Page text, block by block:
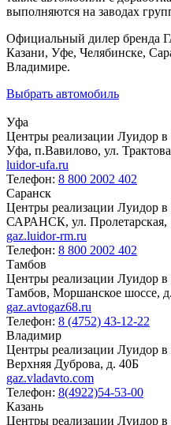
выполняются на заводах
Официальный дилер бренда
Казани, Уфе, Челябинске,
Владимире.
Выбрать автомобиль
Уфа
Центры реализации Луидор
Уфа, п.Вавилово, ул.
luidor-ufa.ru
Телефон: 8 800 2002 402
Саранск
Центры реализации Луидор в
САРАНСК, ул. Пролетарская,
gaz.luidor-rm.ru
Телефон: 8 800 2002 402
Тамбов
Центры реализации Луидор в
Тамбов, Моршанское шоссе,
gaz.avtogaz68.ru
Телефон: 8 (4752) 43-12-22
Владимир
Центры реализации Луидор
Верхняя Дуброва, д. 40Б
gaz.vladavto.com
Телефон: 8(4922)54-53-00
Казань
Центры реализации Луидор в